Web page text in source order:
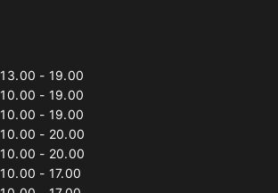
13.00 - 19.00
10.00 - 19.00
10.00 - 19.00
10.00 - 20.00
10.00 - 20.00
10.00 - 17.00